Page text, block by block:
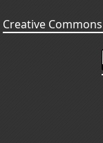
Creative